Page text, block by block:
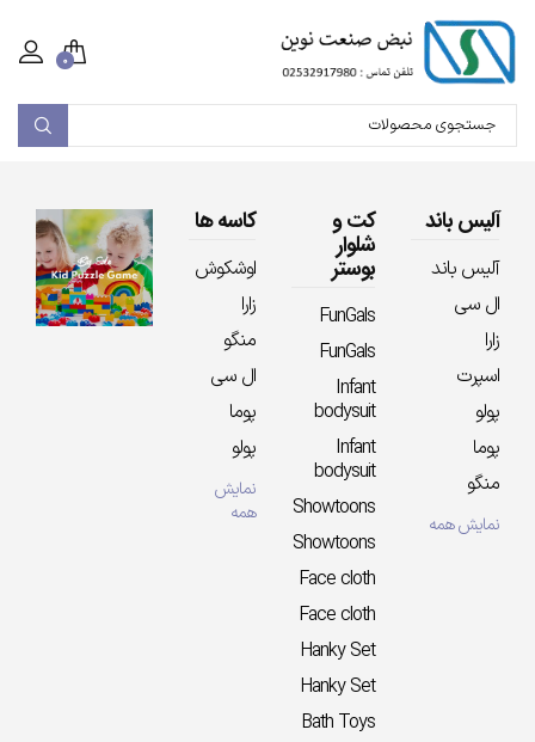
۰
آلیس باند
آلیس باند
ال سی
زارا
اسپرت
پولو
پوما
منگو
نمایش همه
کت و
شلوار
بوستر
FunGals
FunGals
Infant
bodysuit
Infant
bodysuit
Showtoons
Showtoons
Face cloth
Face cloth
Hanky Set
Hanky Set
Bath Toys
کاسه ها
اوشکوش
زارا
منگو
ال سی
پوما
پولو
نمایش
همه